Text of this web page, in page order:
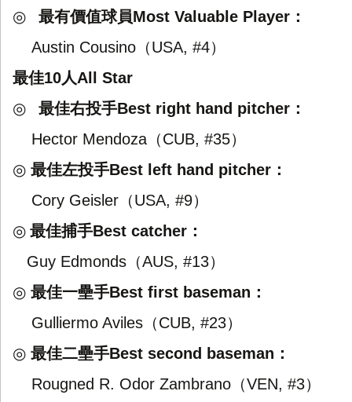
◎ 最有價值球員Most Valuable Player ：
Austin Cousino （USA, #4）
最佳10人All Star
◎ 最佳右投手Best right hand pitcher ：
Hector Mendoza（CUB, #35）
◎ 最佳左投手Best left hand pitcher ：
Cory Geisler （USA, #9）
◎最佳捕手Best catcher ：
Guy Edmonds （AUS, #13）
◎ 最佳一壘手Best first baseman ：
Gulliermo Aviles （CUB, #23）
◎ 最佳二壘手Best second baseman ：
Rougned R. Odor Zambrano （VEN, #3）